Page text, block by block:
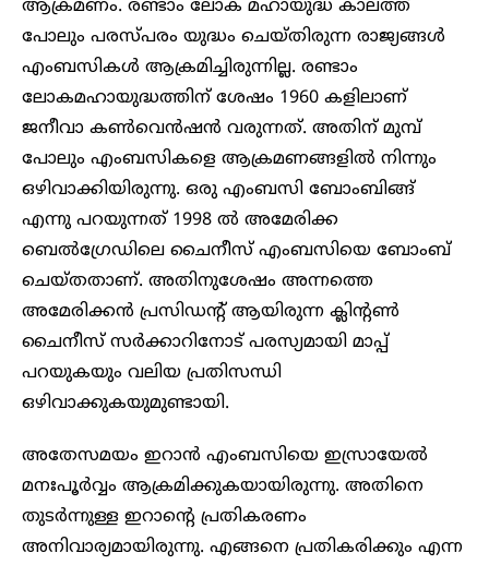
ആക്രമണം. രണ്ടാം ലോക മഹായുദ്ധ കാലത്ത്
പോലും പരസ്പരം യുദ്ധം ചെയ്തിരുന്ന രാജ്യങ്ങൾ
എംബസികൾ ആക്രമിച്ചിരുന്നില്ല. രണ്ടാം
ലോകമഹായുദ്ധത്തിന് ശേഷം 1960 കളിലാണ്
ജനീവാ കൺവെൻഷൻ വരുന്നത്. അതിന് മുമ്പ്
പോലും എംബസികളെ ആക്രമണങ്ങളിൽ നിന്നും
ഒഴിവാക്കിയിരുന്നു. ഒരു എംബസി ബോംബിങ്ങ്
എന്നു പറയുന്നത് 1998 ൽ അമേരിക്ക
ബെൽഗ്രേഡിലെ ചൈനീസ് എംബസിയെ ബോംബ്
ചെയ്തതാണ്. അതിനുശേഷം അന്നത്തെ
അമേരിക്കൻ പ്രസിഡന്റ് ആയിരുന്ന ക്ലിന്റൺ
ചൈനീസ് സർക്കാറിനോട് പരസ്യമായി മാപ്പ്
പറയുകയും വലിയ പ്രതിസന്ധി
ഒഴിവാക്കുകയുമുണ്ടായി.
അതേസമയം ഇറാൻ എംബസിയെ ഇസ്രായേൽ
മനഃപൂർവ്വം ആക്രമിക്കുകയായിരുന്നു. അതിനെ
തുടർന്നുള്ള ഇറാന്റെ പ്രതികരണം
അനിവാര്യമായിരുന്നു. എങ്ങനെ പ്രതികരിക്കും എന്ന